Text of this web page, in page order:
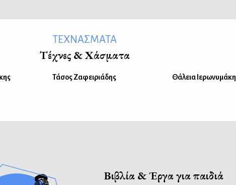
ΤΕΧΝΑΣΜΑΤΑ
Τέχνες & Χάσματα
Τάσος Ζαφειριάδης
Θάλεια Ιερωνυμάκη
Βιβλία & Έργα για παιδιά